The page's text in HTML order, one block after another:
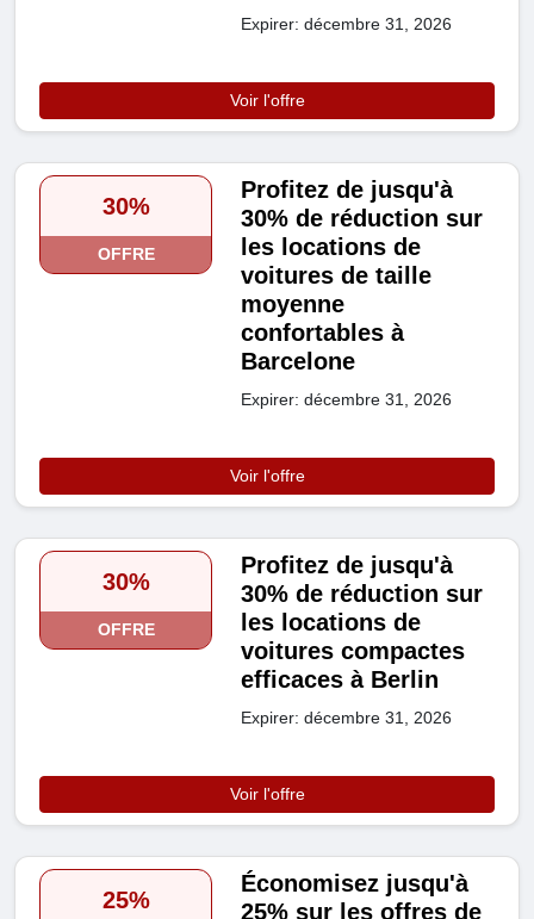
Expirer: décembre 31, 2026
Voir l'offre
30%
OFFRE
Profitez de jusqu'à
30% de réduction sur
les locations de
voitures de taille
moyenne
confortables à
Barcelone
Expirer: décembre 31, 2026
Voir l'offre
30%
OFFRE
Profitez de jusqu'à
30% de réduction sur
les locations de
voitures compactes
efficaces à Berlin
Expirer: décembre 31, 2026
Voir l'offre
25%
Économisez jusqu'à
25% sur les offres de